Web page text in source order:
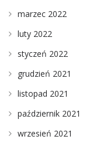
marzec 2022
luty 2022
styczeń 2022
grudzień 2021
listopad 2021
październik 2021
wrzesień 2021